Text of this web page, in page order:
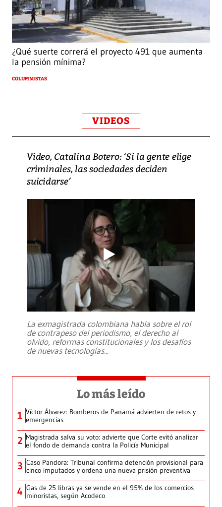
¿Qué suerte correrá el proyecto 491 que aumenta
la pensión mínima?
COLUMNISTAS
VIDEOS
Video, Catalina Botero: ‘Si la gente elige
criminales, las sociedades deciden
suicidarse’
La exmagistrada colombiana habla sobre el rol
de contrapeso del periodismo, el derecho al
olvido, reformas constitucionales y los desafíos
de nuevas tecnologías...
Lo más leído
1 Víctor Álvarez: Bomberos de Panamá advierten de retos y
emergencias
2 Magistrada salva su voto: advierte que Corte evitó analizar
el fondo de demanda contra la Policía Municipal
3 Caso Pandora: Tribunal confirma detención provisional para
cinco imputados y ordena una nueva prisión preventiva
4 Gas de 25 libras ya se vende en el 95% de los comercios
minoristas, según Acodeco